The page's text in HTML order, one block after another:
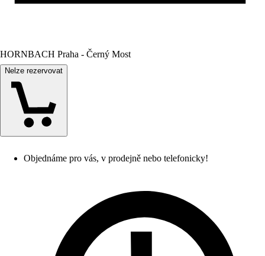
HORNBACH Praha - Černý Most
Nelze rezervovat
Objednáme pro vás, v prodejně nebo telefonicky!